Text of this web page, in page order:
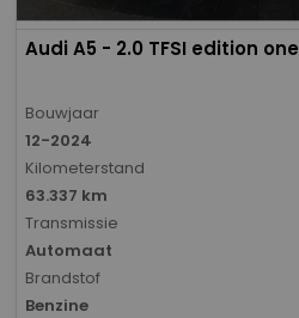
Audi A5 - 2.0 TFSI edition one
Bouwjaar
12-2024
Kilometerstand
63.337 km
Transmissie
Automaat
Brandstof
Benzine